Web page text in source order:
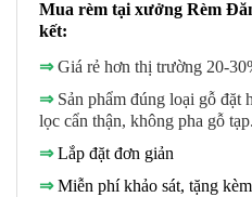
Mua rèm tại xưởng Rèm
kết:
⇒Giá rẻ hơn thị trường 20-
⇒Sản phẩm đúng loại gỗ đặt
lọc cẩn thận, không pha gỗ tạp.
⇒ Lắp đặt đơn giản
⇒ Miễn phí khảo sát, tặng